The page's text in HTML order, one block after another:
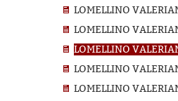
LOMELLINO
LOMELLINO
LOMELLINO
LOMELLINO
LOMELLINO